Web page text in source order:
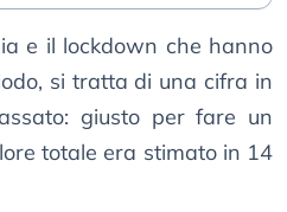
e il lockdown che hanno
si tratta di una cifra in
giusto per fare un
totale era stimato in 14